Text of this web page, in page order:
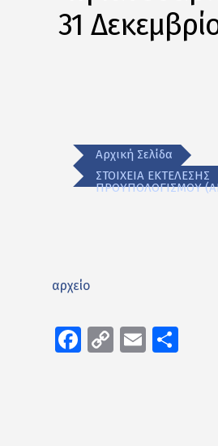
31
Αρχική Σελίδα
ΣΤΟΙΧΕΙΑ ΕΚΤΕΛΕΣΗΣ
ΠΡΟΥΠΟΛΟΓΙΣΜΟΥ
αρχείο
Facebook
CopyEmail